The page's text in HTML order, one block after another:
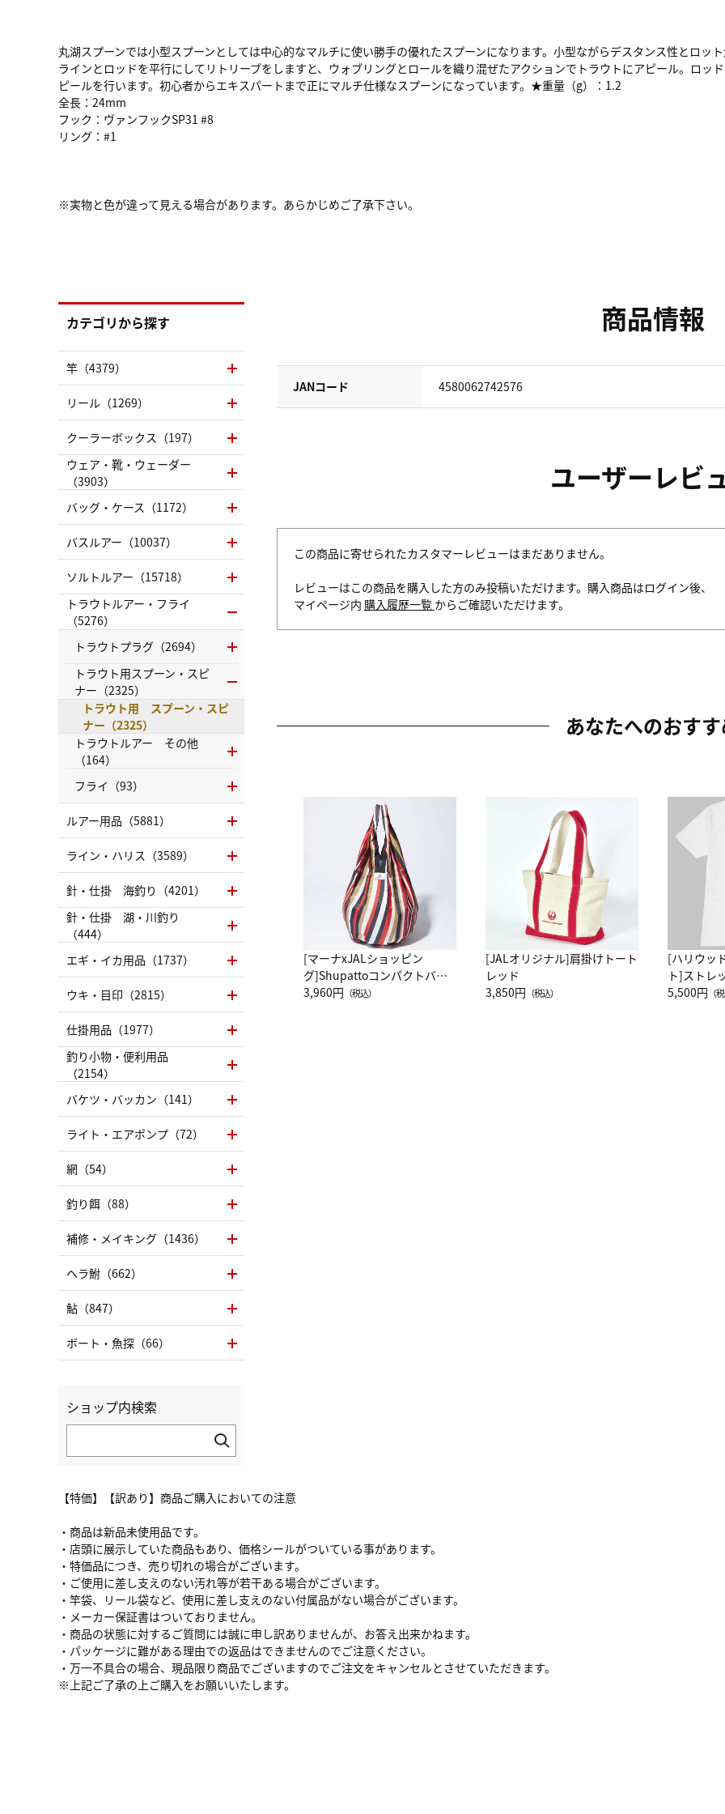
丸湖スプーンでは小型スプーンとしては中心的なマルチに使い勝手の優れたスプーンになります。小型ながらデスタンス性とロッ
ラインとロッドを平行にしてリトリーブをしますと、ウォブリングとロールを織り混ぜたアクションでトラウトにアピール。ロッ
ピールを行います。初心者からエキスパートまで正にマルチ仕様なスプーンになっています。★重量（g）：1.2
全長：24mm
フック：ヴァンフックSP31 #8
リング：#1
※実物と色が違って見える場合があります。あらかじめご了承下さい。
商品情報
JANコード 4580062742576
ユーザーレビ
この商品に寄せられたカスタマーレビューはまだありません。
レビューはこの商品を購入した方のみ投稿いただけます。購入商品はログイン後、
マイページ内 購入履歴一覧 からご確認いただけます。
あなたへのおす
[マーナxJALショッピン
グ]Shupattoコンパクトバッ
グ Drop JAL客室乗務員
3,960円 （税込）
[JALオリジナル]肩掛けトート
レッド
3,850円 （税込）
[ハリウッ
ト]ストレ
ーネック
5,500円 （
【特価】【訳あり】商品ご購入においての注意
・商品は新品未使用品です。
・店頭に展示していた商品もあり、価格シールがついている事があります。
・特価品につき、売り切れの場合がございます。
・ご使用に差し支えのない汚れ等が若干ある場合がございます。
・竿袋、リール袋など、使用に差し支えのない付属品がない場合がございます。
・メーカー保証書はついておりません。
・商品の状態に対するご質問には誠に申し訳ありませんが、お答え出来かねます。
・パッケージに難がある理由での返品はできませんのでご注意ください。
・万一不具合の場合、現品限り商品でございますのでご注文をキャンセルとさせていただきます。
※上記ご了承の上ご購入をお願いいたします。
カテゴリから探す
竿（4379）
リール（1269）
クーラーボックス（197）
ウェア・靴・ウェーダー
（3903）
バッグ・ケース（1172）
バスルアー（10037）
ソルトルアー（15718）
トラウトルアー・フライ
（5276）
トラウトプラグ（2694）
トラウト用スプーン・スピ
ナー（2325）
トラウト用 スプーン・スピ
ナー（2325）
トラウトルアー その他
（164）
フライ（93）
ルアー用品（5881）
ライン・ハリス（3589）
針・仕掛 海釣り（4201）
針・仕掛 湖・川釣り
（444）
エギ・イカ用品（1737）
ウキ・目印（2815）
仕掛用品（1977）
釣り小物・便利用品
（2154）
バケツ・バッカン（141）
ライト・エアポンプ（72）
網（54）
釣り餌（88）
補修・メイキング（1436）
ヘラ鮒（662）
鮎（847）
ボート・魚探（66）
ショップ内検索